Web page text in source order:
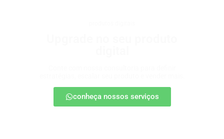
conheça nossos serviços